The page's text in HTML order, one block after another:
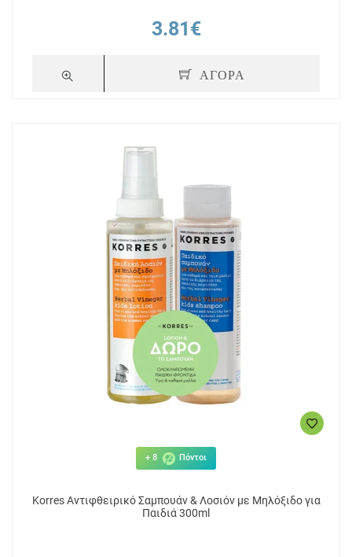
3.81€
ΑΓΟΡΑ
+ 8 Πόντοι
Korres Αντιφθειρικό Σαμπουάν & Λοσιόν με Μηλόξιδο για
Παιδιά 300ml